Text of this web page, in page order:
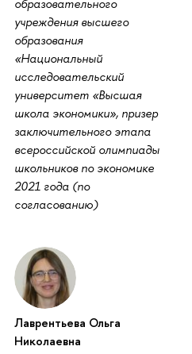
образовательного
учреждения высшего
образования
«Национальный
исследовательский
университет «Высшая
школа экономики», призер
заключительного этапа
всероссийской олимпиады
школьников по экономике
2021 года (по
согласованию)
Лаврентьева Ольга
Николаевна